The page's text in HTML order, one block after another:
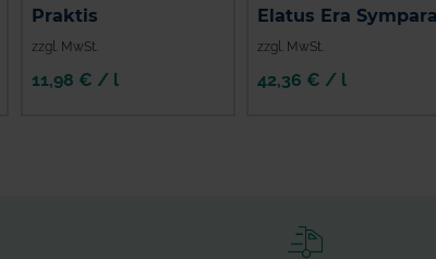
Praktis
zzgl. MwSt.
11,98 € / l
Elatus Era Sympara
zzgl. MwSt.
42,36 € / l